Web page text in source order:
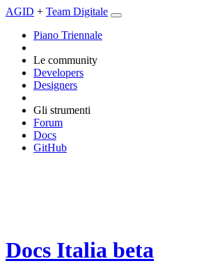
AGID + Team Digitale
Piano Triennale
Le community
Developers
Designers
Gli strumenti
Forum
Docs
GitHub
Docs Italia beta